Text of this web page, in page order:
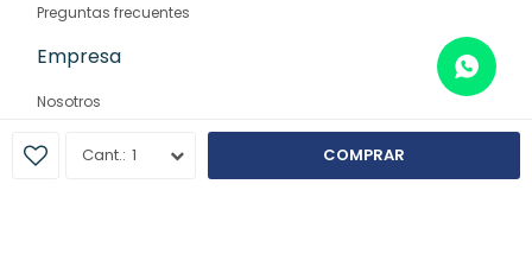
1 COMPRAR
Preguntas frecuentes
Empresa
Nosotros